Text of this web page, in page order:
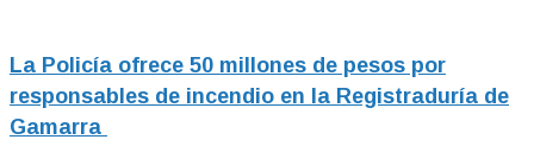
La Policía ofrece 50 millones de pesos por
responsables de incendio en la Registraduría de
Gamarra